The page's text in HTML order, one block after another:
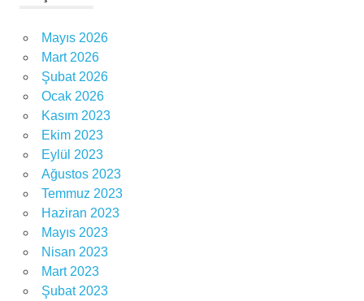
Mayıs 2026
Mart 2026
Şubat 2026
Ocak 2026
Kasım 2023
Ekim 2023
Eylül 2023
Ağustos 2023
Temmuz 2023
Haziran 2023
Mayıs 2023
Nisan 2023
Mart 2023
Şubat 2023